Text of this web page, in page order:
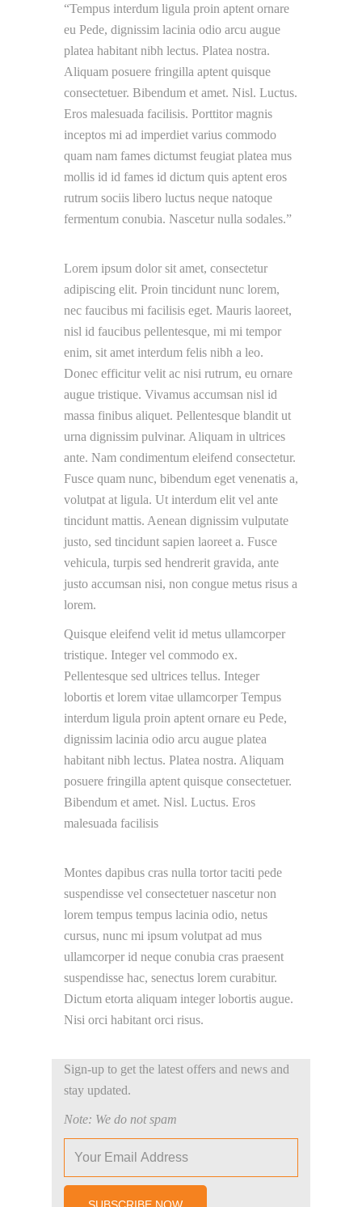
Tempus interdum ligula proin aptent ornare
eu Pede, dignissim lacinia odio arcu augue
platea habitant nibh lectus. Platea nostra.
Aliquam posuere fringilla aptent quisque
consectetuer. Bibendum et amet. Nisl. Luctus.
Eros malesuada facilisis. Porttitor magnis
inceptos mi ad imperdiet varius commodo
quam nam fames dictumst feugiat platea mus
mollis id id fames id dictum quis aptent eros
rutrum sociis libero luctus neque natoque
fermentum conubia. Nascetur nulla sodales.
Lorem ipsum dolor sit amet, consectetur
adipiscing elit. Proin tincidunt nunc lorem,
nec faucibus mi facilisis eget. Mauris laoreet,
nisl id faucibus pellentesque, mi mi tempor
enim, sit amet interdum felis nibh a leo.
Donec efficitur velit ac nisi rutrum, eu ornare
augue tristique. Vivamus accumsan nisl id
massa finibus aliquet. Pellentesque blandit ut
urna dignissim pulvinar. Aliquam in ultrices
ante. Nam condimentum eleifend consectetur.
Fusce quam nunc, bibendum eget venenatis a,
volutpat at ligula. Ut interdum elit vel ante
tincidunt mattis. Aenean dignissim vulputate
justo, sed tincidunt sapien laoreet a. Fusce
vehicula, turpis sed hendrerit gravida, ante
justo accumsan nisi, non congue metus risus a
lorem.
Quisque eleifend velit id metus ullamcorper
tristique. Integer vel commodo ex.
Pellentesque sed ultrices tellus. Integer
lobortis et lorem vitae ullamcorper Tempus
interdum ligula proin aptent ornare eu Pede,
dignissim lacinia odio arcu augue platea
habitant nibh lectus. Platea nostra. Aliquam
posuere fringilla aptent quisque consectetuer.
Bibendum et amet. Nisl. Luctus. Eros
malesuada facilisis
Montes dapibus cras nulla tortor taciti pede
suspendisse vel consectetuer nascetur non
lorem tempus tempus lacinia odio, netus
cursus, nunc mi ipsum volutpat ad mus
ullamcorper id neque conubia cras praesent
suspendisse hac, senectus lorem curabitur.
Dictum etorta aliquam integer lobortis augue.
Nisi orci habitant orci risus.
Sign-up to get the latest offers and news and
stay updated.
Note: We do not spam